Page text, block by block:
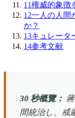
11権威的象徴
12一人の人間
か？
13キュレータ
14参考文献
30 秒概覽：
間統治し、戒